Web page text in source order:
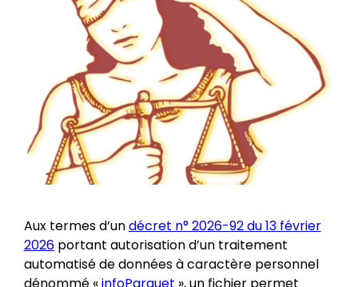
Aux termes d’undécret n° 2026-92 du 13 février
2026portant autorisation d’un traitement
automatisé de données à caractère personnel
dénommé «infoParquet », un fichier permet